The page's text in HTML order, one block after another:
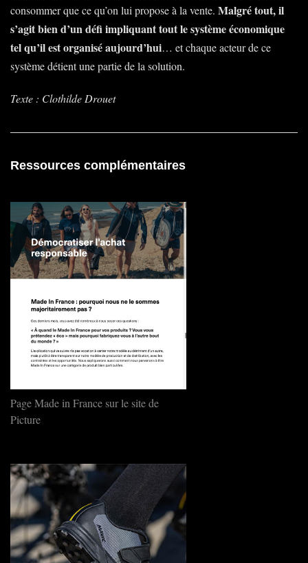
consommer que ce qu’on lui propose à la vente. Malgré tout, il
s’agit bien d’un défi impliquant tout le système économique
tel qu’il est organisé aujourd’hui… et chaque acteur de ce
système détient une partie de la solution.
Texte : Clothilde Drouet
Ressources complémentaires
Page Made in France sur le site de
Picture